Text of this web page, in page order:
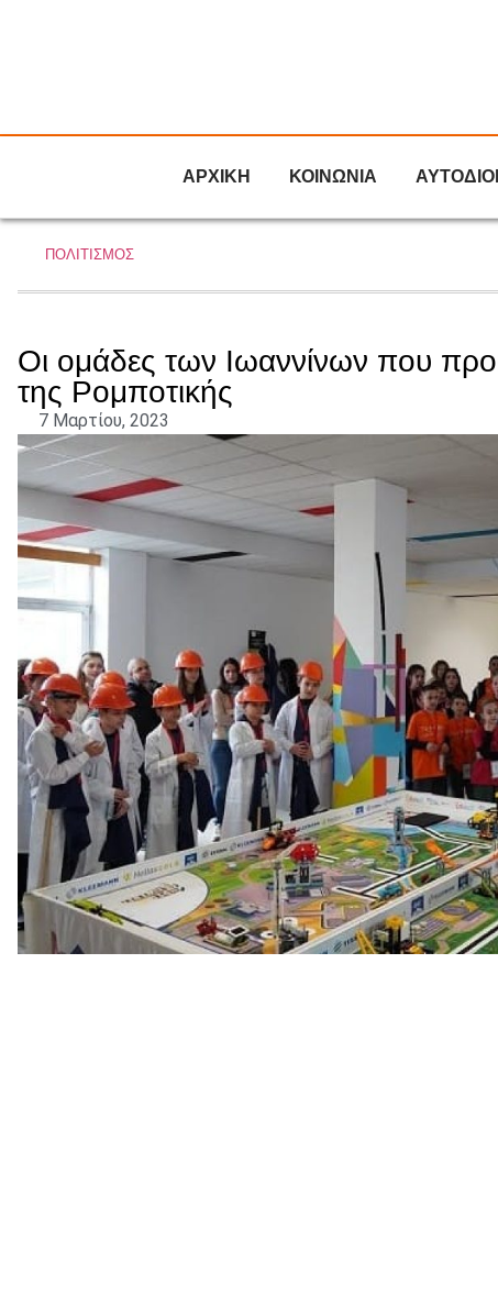
ΑΡΧΙΚΗ ΚΟΙΝΩΝΙΑ
ΠΟΛΙΤΙΣΜΟΣ
Οι ομάδες των Ιωαννίνων που
της Ρομποτικής
7 Μαρτίου, 2023